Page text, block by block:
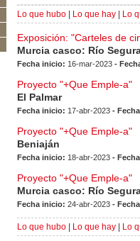
Lo que hubo
Lo que hay Lo
Exposición: "Carteles de
Murcia casco: Río
Fecha inicio: 16-mar-2023 -
Proyecto "+Que Emple-a"
El Palmar
Fecha inicio: 17-abr-2023 -
Proyecto "+Que Emple-a"
Beniaján
Fecha inicio: 18-abr-2023 -
Proyecto "+Que Emple-a"
Murcia casco: Río
Fecha inicio: 24-abr-2023 -
Lo que hubo Lo que hay Lo